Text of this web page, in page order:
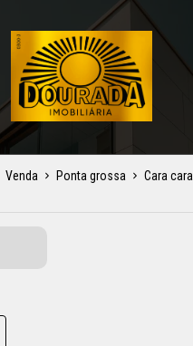
Venda Ponta grossa
Cara cara